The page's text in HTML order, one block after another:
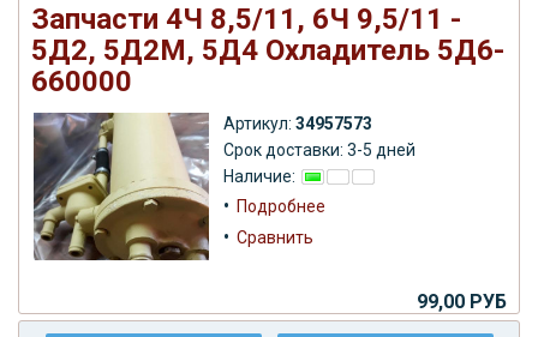
Запчасти 4Ч 8,5/11, 6Ч 9,5/11 -
5Д2, 5Д2М, 5Д4 Охладитель 5Д6-
660000
Артикул: 34957573
Срок доставки: 3-5 дней
Наличие:
• Подробнее
• Сравнить
99,00 РУБ